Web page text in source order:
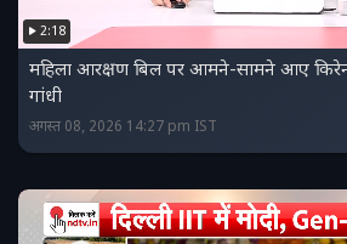
2:18
महिला आरक्षण बिल पर आमने-सामने आए
गांधी
अगस्त 08, 2026 14:27 pm IST